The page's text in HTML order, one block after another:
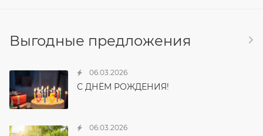
Выгодные предложения
06.03.2026
С ДНЁМ РОЖДЕНИЯ!
06.03.2026